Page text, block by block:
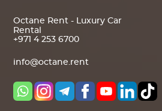
Octane Rent - Luxury Car
Rental
+971 4 253 6700
info@octane.rent